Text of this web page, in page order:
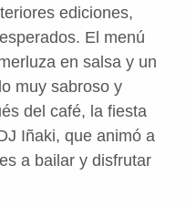
ediciones,
El menú
en salsa y un
muy sabroso y
del café, la fiesta
Iñaki, que animó a
a bailar y disfrutar